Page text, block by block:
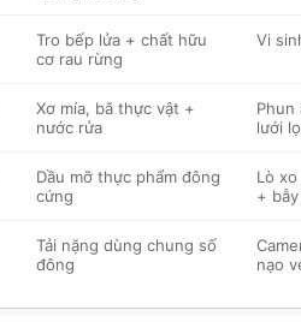
Tro bếp lửa + chất hữu
cơ rau rừng
Vi
Xơ mía, bã thực vật +
nước rửa
Phun
lưới
Dầu mỡ thực phẩm đông
cứng
Lò
+
Tải nặng dùng chung số
đông
nạo